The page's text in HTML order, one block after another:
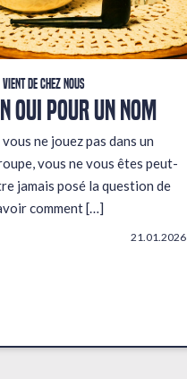
vient de chez nous
OUI POUR UN NOM
vous ne jouez pas dans un
vous ne vous êtes peut-
jamais posé la question de
comment […]
21.01.2026